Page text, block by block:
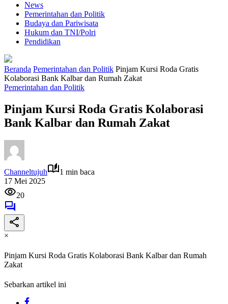
News
Pemerintahan dan Politik
Budaya dan Pariwisata
Hukum dan TNI/Polri
Pendidikan
Beranda Pemerintahan dan Politik Pinjam Kursi Roda Gratis
Kolaborasi Bank Kalbar dan Rumah Zakat
Pemerintahan dan Politik
Pinjam Kursi Roda Gratis Kolaborasi
Bank Kalbar dan Rumah Zakat
Channeltujuh
1 min baca
17 Mei 2025
20
×
Pinjam Kursi Roda Gratis Kolaborasi Bank Kalbar dan Rumah
Zakat
Sebarkan artikel ini